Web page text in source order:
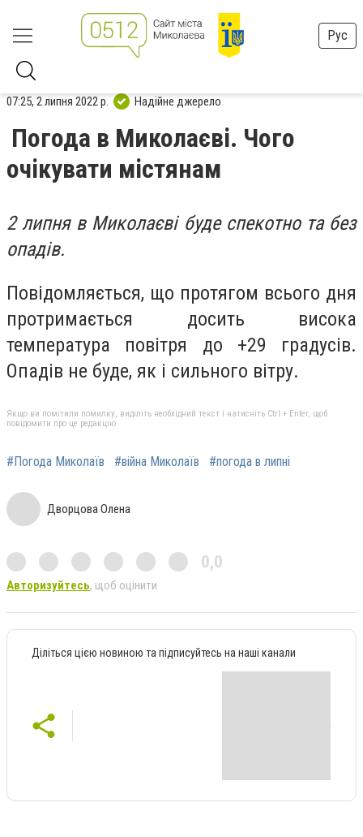
Рус
07:25, 2 липня 2022 р. Надійне джерело
Погода в Миколаєві. Чого
очікувати містянам
2 липня в Миколаєві буде спекотно та без
опадів.
Повідомляється, що протягом всього дня
протримається досить висока
температура повітря до +29 градусів.
Опадів не буде, як і сильного вітру.
Якщо ви помітили помилку, виділіть необхідний текст і натисніть Ctrl + Enter, щоб
повідомити про це редакцію
#Погода Миколаїв #війна Миколаїв #погода в липні
Дворцова Олена
0,0
Авторизуйтесь, щоб оцінити
Діліться цією новиною та підписуйтесь на наші канали